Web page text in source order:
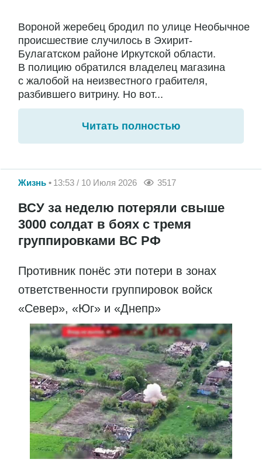
Вороной жеребец бродил по улице Необычное
происшествие случилось в Эхирит-
Булагатском районе Иркутской области.
В полицию обратился владелец магазина
с жалобой на неизвестного грабителя,
разбившего витрину. Но вот...
Читать полностью
Жизнь 13:53 / 10 Июля 2026 3517
ВСУ за неделю потеряли свыше
3000 солдат в боях с тремя
группировками ВС РФ
Противник понёс эти потери в зонах
ответственности группировок войск
«Север», «Юг» и «Днепр»